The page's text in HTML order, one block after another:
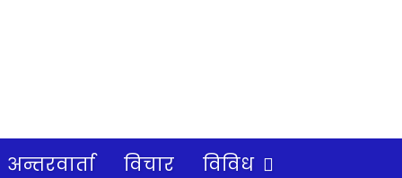
अन्तरवार्ता विचार विविध